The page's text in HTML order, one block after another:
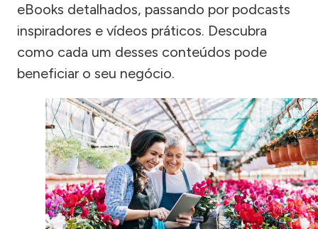
eBooks detalhados, passando por podcasts
inspiradores e vídeos práticos. Descubra
como cada um desses conteúdos pode
beneficiar o seu negócio.